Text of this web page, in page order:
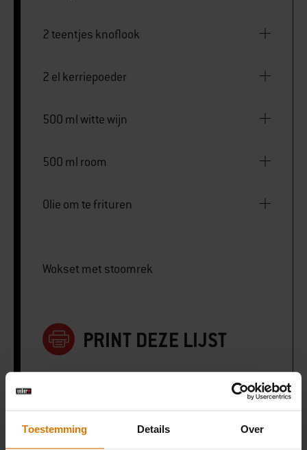
Toestemming Details Over
2 teentjes knoflook
2 el kerriepoeder
500 ml witte wijn
500 ml room
Olie om te frituren
Wokset met stoomrek
PRINT DEZE LIJST